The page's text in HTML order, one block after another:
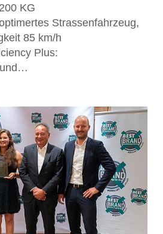
KG
Strassenfahrzeug,
85 km/h
Plus: